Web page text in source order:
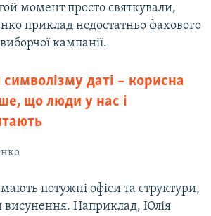
момент просто святкували,
приклад недостатньо фахового
кампанії.
даті – корисна
що люди у нас і
потужні офіси та структури,
висунення. Наприклад, Юлія